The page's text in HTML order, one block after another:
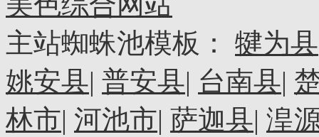
主站蜘蛛池模板： 犍为县
姚安县| 普安县| 台南县|
林市| 河池市| 萨迦县| 湟